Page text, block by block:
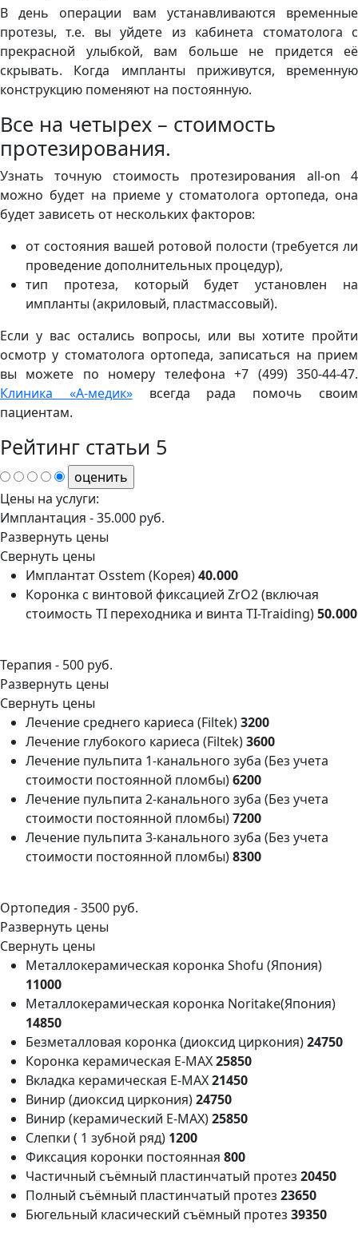
В день операции вам устанавливаются временные
протезы, т.е. вы уйдете из кабинета стоматолога с
прекрасной улыбкой, вам больше не придется её
скрывать. Когда импланты приживутся, временную
конструкцию поменяют на постоянную.
Все на четырех – стоимость
протезирования.
Узнать точную стоимость протезирования all-on 4
можно будет на приеме у стоматолога ортопеда, она
будет зависеть от нескольких факторов:
от состояния вашей ротовой полости (требуется ли
проведение дополнительных процедур),
тип протеза, который будет установлен на
импланты (акриловый, пластмассовый).
Если у вас остались вопросы, или вы хотите пройти
осмотр у стоматолога ортопеда, записаться на прием
вы можете по номеру телефона +7 (499) 350-44-47.
Клиника «А-медик»всегда рада помочь своим
пациентам.
Рейтинг статьи 5
Цены на услуги:
Имплантация -35.000 руб.
Развернуть цены
Свернуть цены
Имплантат Osstem (Корея)40.000
Коронка с винтовой фиксацией ZrO2 (включая
стоимость TI переходника и винта ТI-Traiding)50.000
Терапия - 500 руб.
Развернуть цены
Свернуть цены
Лечение среднего кариеса (Filtek)3200
Лечение глубокого кариеса (Filtek)3600
Лечение пульпита 1-канального зуба (Без учета
стоимости постоянной пломбы)6200
Лечение пульпита 2-канального зуба (Без учета
стоимости постоянной пломбы)7200
Лечение пульпита 3-канального зуба (Без учета
стоимости постоянной пломбы)8300
Ортопедия -3500 руб.
Развернуть цены
Свернуть цены
Металлокерамическая коронка Shofu (Япония)
11000
Металлокерамическая коронка Noritake(Япония)
14850
Безметалловая коронка (диоксид циркония)24750
Коронка керамическая E-MAX25850
Вкладка керамическая E-MAX21450
Винир (диоксид циркония)24750
Винир (керамический Е-МАХ)25850
Слепки ( 1 зубной ряд) 1200
Фиксация коронки постоянная 800
Частичный съёмный пластинчатый протез 20450
Полный съёмный пластинчатый протез 23650
Бюгельный класический съёмный протез 39350